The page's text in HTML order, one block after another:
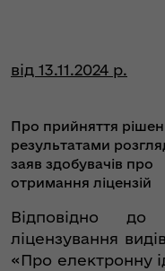
від 13.11.2024 р.
Про прийняття
результатами
заяв здобувачів про
отримання ліцензій
Відповідно
ліцензування
«Про електронну